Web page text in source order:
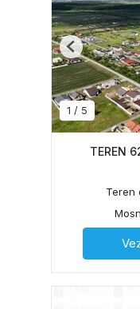
1 / 5
Previous
TEREN
Teren